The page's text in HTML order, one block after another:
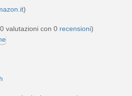
)
0 valutazioni con 0 recensioni)